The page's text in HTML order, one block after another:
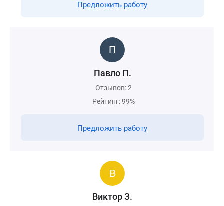
Предложить работу
Павло П.
Отзывов: 2
Рейтинг: 99%
Предложить работу
Виктор З.